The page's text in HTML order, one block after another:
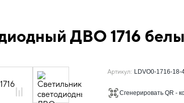
ДВО 1716
Артикул: LDVO0-1716-18-
Сгенерировать QR -